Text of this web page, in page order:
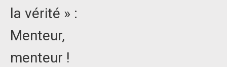
la vérité » :
Menteur,
menteur !